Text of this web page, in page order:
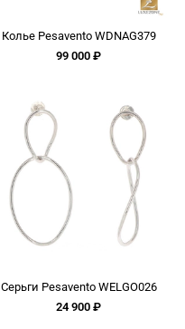
Колье Pesavento WDNAG379
99 000 ₽
Серьги Pesavento WELGO026
24 900 ₽